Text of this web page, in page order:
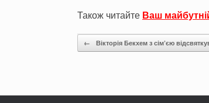
Також читайте Ваш
Post navigation
← Вікторія Бекхем з сім’єю